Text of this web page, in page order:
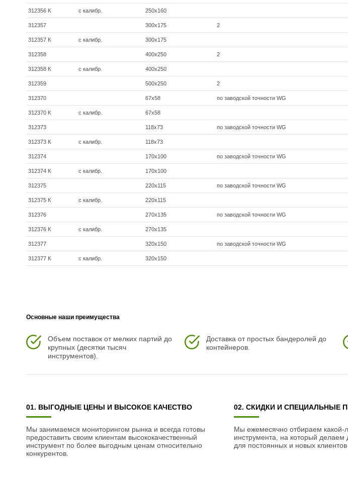
312356 К с калибр. 250х160
312357 300х175 2
312357 К с калибр. 300х175
312358 400х250 2
312358 К с калибр. 400х250
312359 500х250 2
312370 67x58 по заводской точности WG
312370 К с калибр. 67x58
312373 118x73 по заводской точности WG
312373 К с калибр. 118x73
312374 170x100 по заводской точности WG
312374 К с калибр. 170x100
312375 220x115 по заводской точности WG
312375 К с калибр. 220x115
312376 270x135 по заводской точности WG
312376 К с калибр. 270x135
312377 320x150 по заводской точности WG
312377 К с калибр. 320x150
Основные наши преимущества
Объем поставок от мелких партий до
крупных (десятки тысяч
инструментов).
Доставка от простых бандеролей до
контейнеров.
01. ВЫГОДНЫЕ ЦЕНЫ И ВЫСОКОЕ КАЧЕСТВО
Мы занимаемся мониторингом рынка и всегда готовы
предоставить своим клиентам высококачественный
инструмент по более выгодным ценам относительно
конкурентов.
02. СКИДКИ И СПЕЦИАЛЬНЫЕ
Мы ежемесячно отбираем какой-
инструмента, на который делаем
для постоянных и новых